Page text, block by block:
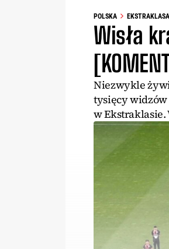
POLSKA EKSTRAKLASA
Wisła
Niezwykle
tysięcy widzów
w Ekstraklasie.